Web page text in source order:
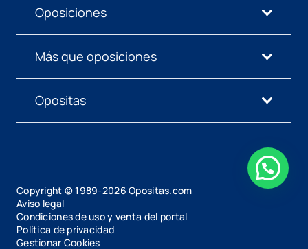
Oposiciones
Más que oposiciones
Opositas
Copyright © 1989-2026 Opositas.com
Aviso legal
Condiciones de uso y venta del portal
Política de privacidad
Gestionar Cookies